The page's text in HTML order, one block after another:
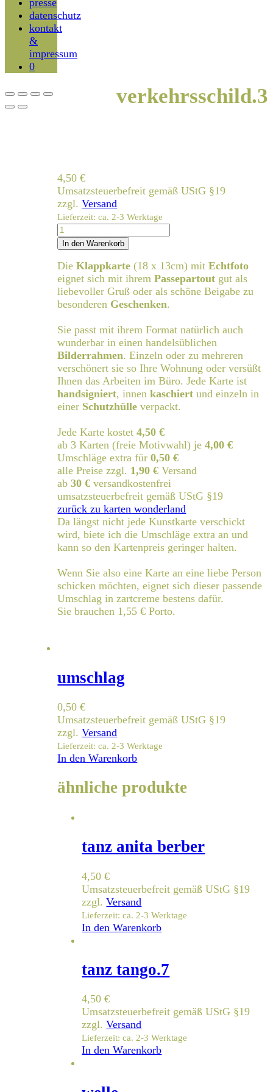
presse
datenschutz
kontakt
&
impressum
0
verkehrsschild.3
4,50€
Umsatzsteuerbefreit gemäß UStG §19
zzgl.Versand
Lieferzeit: ca. 2-3 Werktage
verkehrsschild.3
Menge
In den Warenkorb
DieKlappkarte (18 x 13cm) mitEchtfoto
eignet sich mit ihremPassepartout gut als
liebevoller Gruß oder als schöne Beigabe zu
besonderen Geschenken.
Sie passt mit ihrem Format natürlich auch
wunderbar in einen handelsüblichen
Bilderrahmen. Einzeln oder zu mehreren
verschönert sie so Ihre Wohnung oder versüßt
Ihnen das Arbeiten im Büro. Jede Karte ist
handsigniert, innenkaschiert und einzeln in
einer Schutzhülle verpackt.
Jede Karte kostet4,50 €
ab 3 Karten (freie Motivwahl) je4,00 €
Umschläge extra für0,50 €
alle Preise zzgl. 1,90 € Versand
ab30 € versandkostenfrei
umsatzsteuerbefreit gemäß UStG §19
zurück zu karten wonderland
Da längst nicht jede Kunstkarte verschickt
wird, biete ich die Umschläge extra an und
kann so den Kartenpreis geringer halten.
Wenn Sie also eine Karte an eine liebe Person
schicken möchten, eignet sich dieser passende
Umschlag in zartcreme bestens dafür.
Sie brauchen 1,55 € Porto.
umschlag
0,50€
Umsatzsteuerbefreit gemäß UStG §19
zzgl.Versand
Lieferzeit: ca. 2-3 Werktage
In den Warenkorb
ähnliche produkte
tanz anita berber
4,50€
Umsatzsteuerbefreit gemäß UStG §19
zzgl.Versand
Lieferzeit: ca. 2-3 Werktage
In den Warenkorb
tanz tango.7
4,50€
Umsatzsteuerbefreit gemäß UStG §19
zzgl.Versand
Lieferzeit: ca. 2-3 Werktage
In den Warenkorb